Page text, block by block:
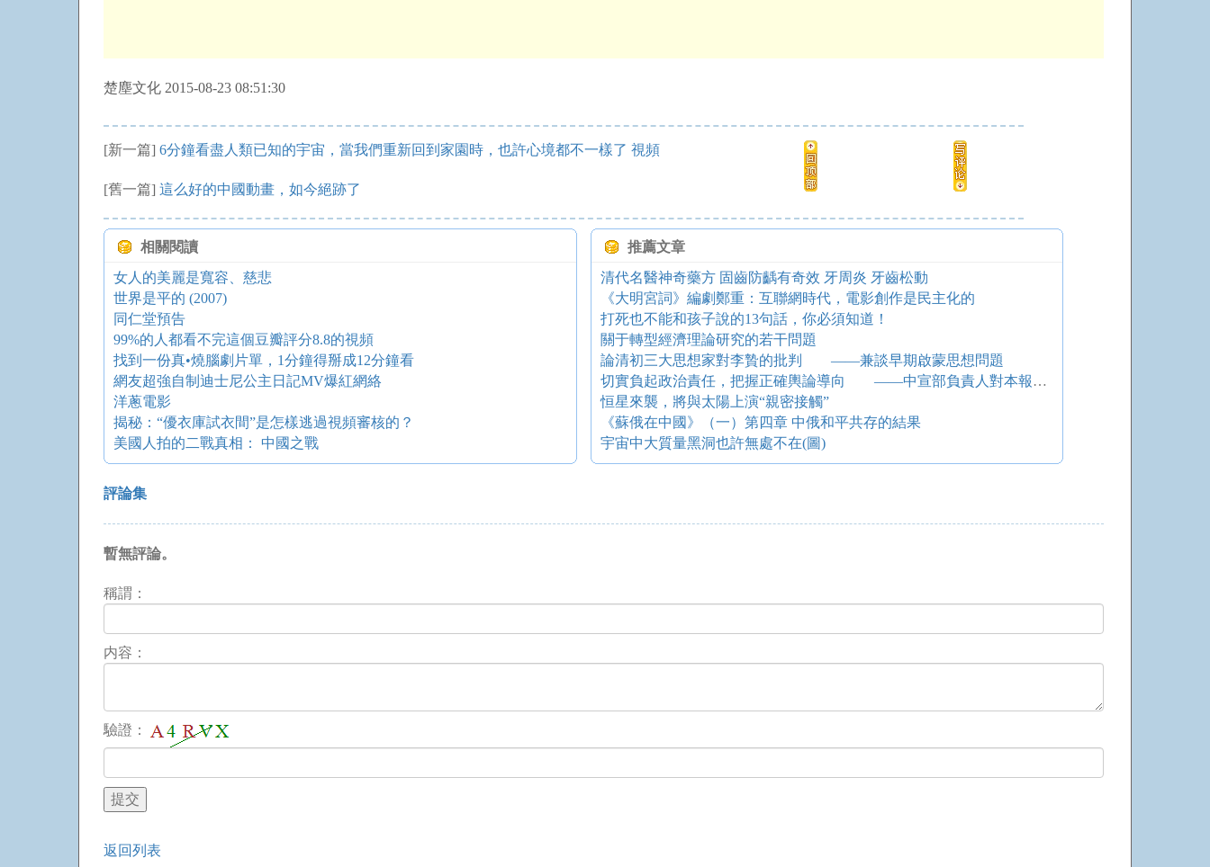
楚塵文化 2015-08-23 08:51:30
[新一篇] 6分鐘看盡人類已知的宇宙，當我們重新回到家園時，也許心境都不一樣了 視頻
[舊一篇] 這么好的中國動畫，如今絕跡了
相關閱讀
女人的美麗是寬容、慈悲
世界是平的 (2007)
同仁堂預告
99%的人都看不完這個豆瓣評分8.8的視頻
找到一份真•燒腦劇片單，1分鐘得掰成12分鐘看
網友超強自制迪士尼公主日記MV爆紅網絡
洋蔥電影
揭秘：“優衣庫試衣間”是怎樣逃過視頻審核的？
美國人拍的二戰真相： 中國之戰
推薦文章
清代名醫神奇藥方 固齒防齲有奇效 牙周炎 牙齒松動
《大明宮詞》編劇鄭重：互聯網時代，電影創作是民主化的
打死也不能和孩子說的13句話，你必須知道！
關于轉型經濟理論研究的若干問題
論清初三大思想家對李贄的批判 ——兼談早期啟蒙思想問題
切實負起政治責任，把握正確輿論導向 ——中宣部負責人對本報記者發表談話
恒星來襲，將與太陽上演“親密接觸”
《蘇俄在中國》（一）第四章 中俄和平共存的結果
宇宙中大質量黑洞也許無處不在(圖)
評論集
暫無評論。
稱謂：
内容：
驗證：
返回列表